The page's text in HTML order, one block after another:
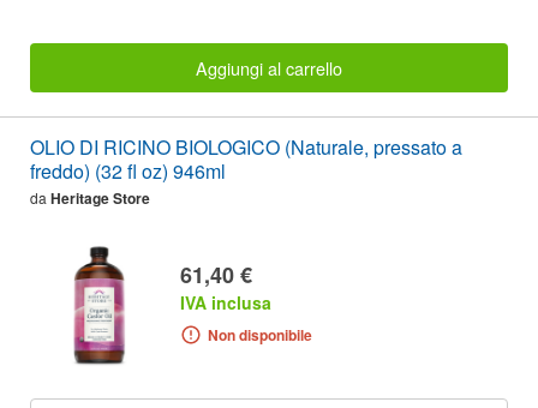
Aggiungi al carrello
OLIO DI RICINO BIOLOGICO (Naturale, pressato a
freddo) (32 fl oz) 946ml
da Heritage Store
61,40 €
IVA inclusa
Non disponibile